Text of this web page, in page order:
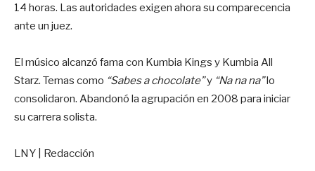
14 horas. Las autoridades exigen ahora su comparecencia
ante un juez.
El músico alcanzó fama con Kumbia Kings y Kumbia All
Starz. Temas como “Sabes a chocolate”y “Na na na”lo
consolidaron. Abandonó la agrupación en 2008 para iniciar
su carrera solista.
LNY | Redacción